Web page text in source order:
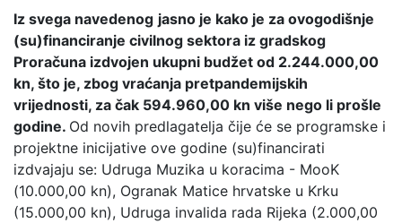
Iz svega navedenog jasno je kako je za ovogodišnje
(su)financiranje civilnog sektora iz gradskog
Proračuna izdvojen ukupni budžet od 2.244.000,00
kn, što je, zbog vraćanja pretpandemijskih
vrijednosti, za čak 594.960,00 kn više nego li prošle
godine. Od novih predlagatelja čije će se programske i
projektne inicijative ove godine (su)financirati
izdvajaju se: Udruga Muzika u koracima - MooK
(10.000,00 kn), Ogranak Matice hrvatske u Krku
(15.000,00 kn), Udruga invalida rada Rijeka (2.000,00